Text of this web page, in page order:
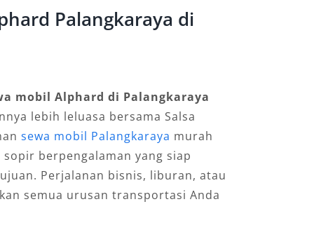
Palangkaraya di
mobil Alphard di Palangkaraya
lebih leluasa bersama Salsa
sewa mobil Palangkaraya murah
berpengalaman yang siap
Perjalanan bisnis, liburan, atau
semua urusan transportasi Anda